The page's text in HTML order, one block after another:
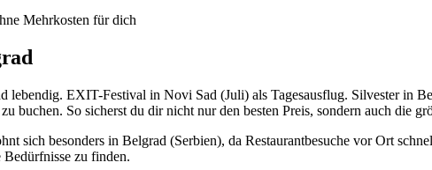
Mehrkosten für dich
EXIT-Festival in Novi Sad (Juli) als Tagesausflug. Silvester in
buchen. So sicherst du dir nicht nur den besten Preis, sondern auch die
sich besonders in Belgrad (Serbien), da Restaurantbesuche vor Ort
zu finden.